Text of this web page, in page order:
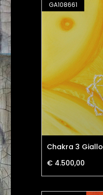
GA108661
Chakra 3 Giallo
€ 4.500,00